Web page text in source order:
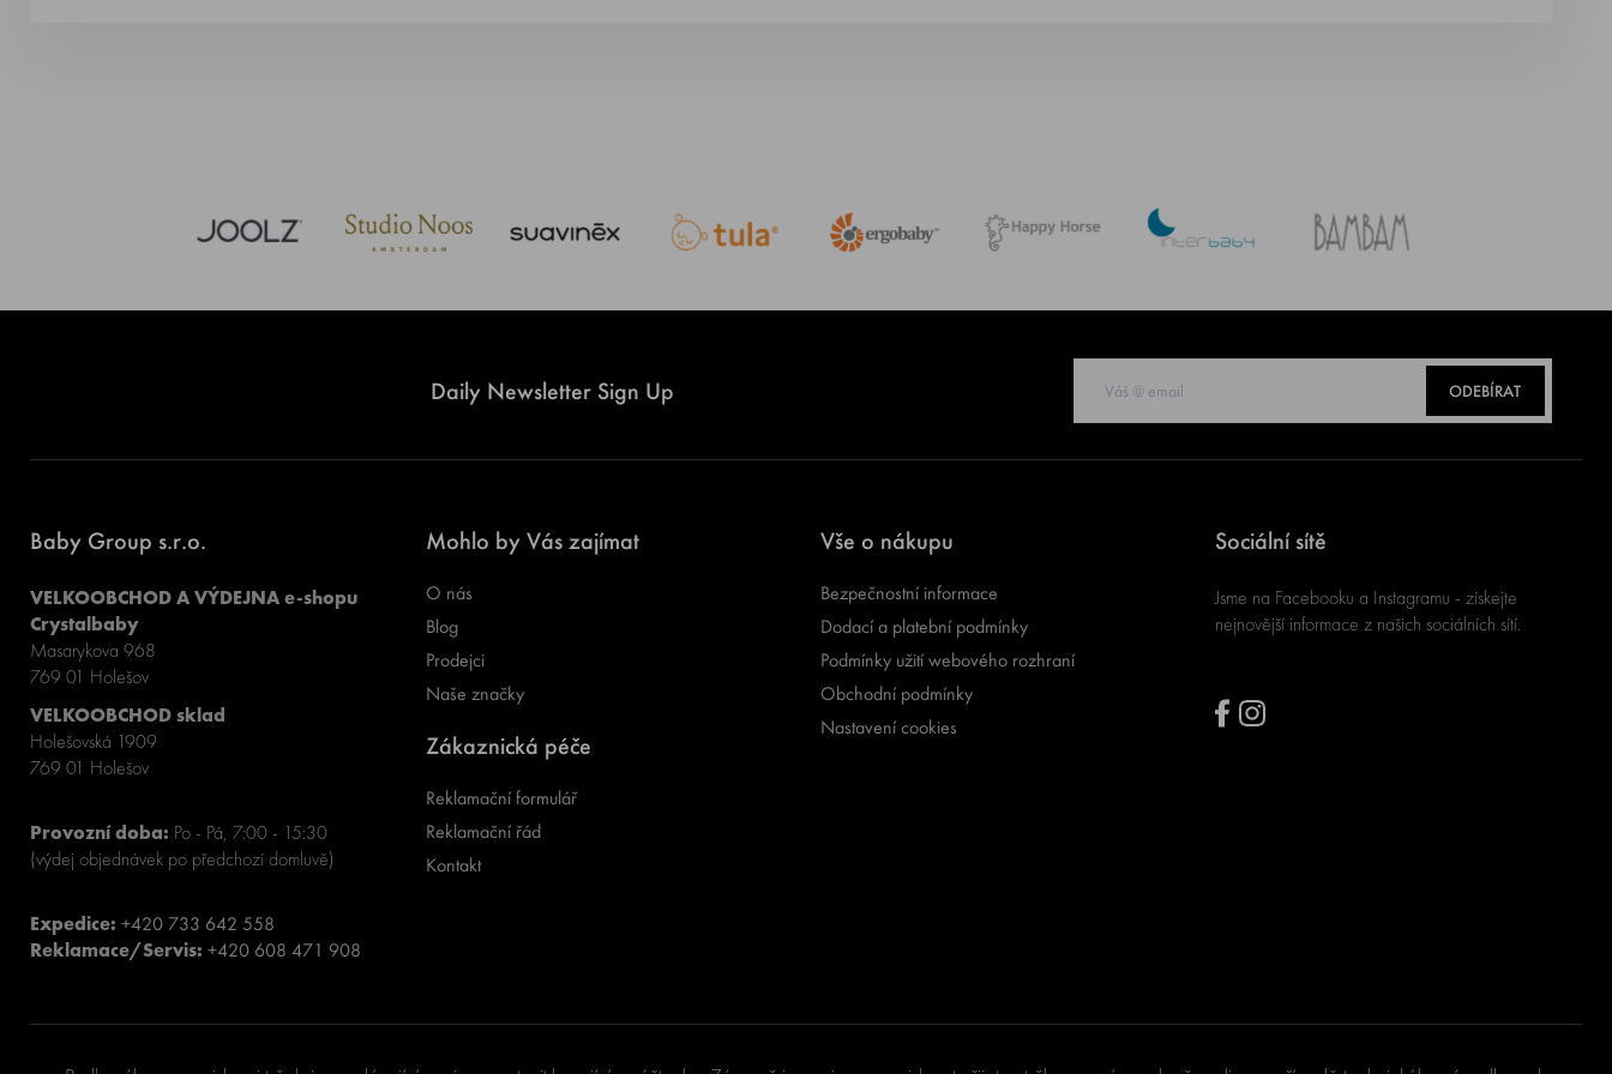
Daily Newsletter Sign Up ODEBÍRAT
Baby Group s.r.o.
VELKOOBCHOD A VÝDEJNA e-shopu
Crystalbaby
Masarykova 968
769 01 Holešov
VELKOOBCHOD sklad
Holešovská 1909
769 01 Holešov
Provozní doba: Po - Pá, 7:00 - 15:30
(výdej objednávek po předchozí domluvě)
Expedice: +420 733 642 558
Reklamace/Servis: +420 608 471 908
Mohlo by Vás zajímat
O nás
Blog
Prodejci
Naše značky
Zákaznická péče
Reklamační formulář
Reklamační řád
Kontakt
Vše o nákupu
Bezpečnostní informace
Dodací a platební podmínky
Podmínky užití webového rozhraní
Obchodní podmínky
Nastavení cookies
Sociální sítě
Jsme na Facebooku a Instagramu - získejte
nejnovější informace z našich sociálních sítí.